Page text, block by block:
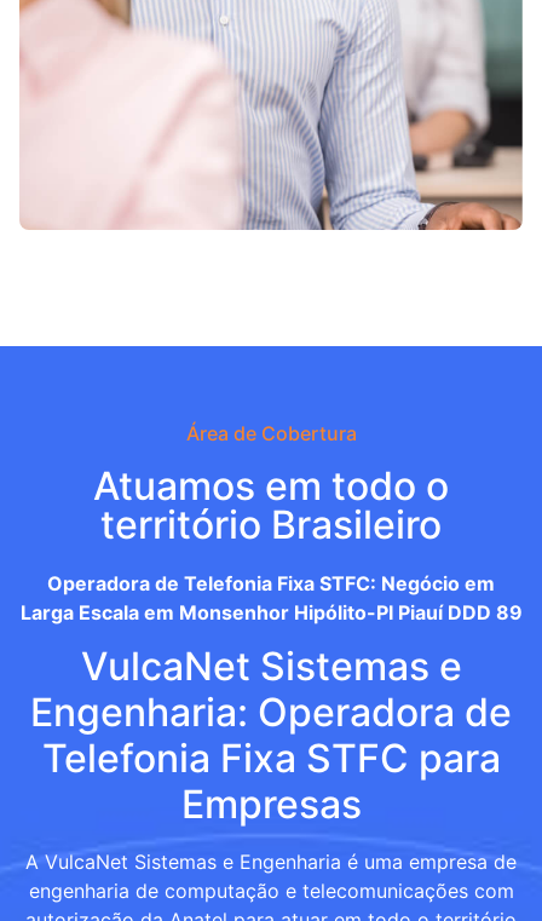
Área de Cobertura
Atuamos em todo o
território Brasileiro
Operadora de Telefonia Fixa STFC: Negócio em
Larga Escala em Monsenhor Hipólito-PI Piauí DDD 89
VulcaNet Sistemas e
Engenharia: Operadora de
Telefonia Fixa STFC para
Empresas
A VulcaNet Sistemas e Engenharia é uma empresa de
engenharia de computação e telecomunicações com